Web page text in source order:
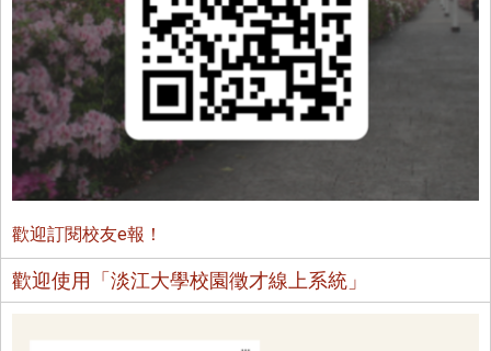
歡迎訂閱校友e報！
歡迎使用「淡江大學校園徵才線上系統」